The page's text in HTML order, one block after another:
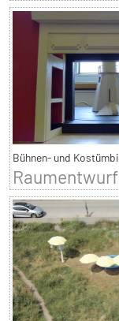
Bühnen- und